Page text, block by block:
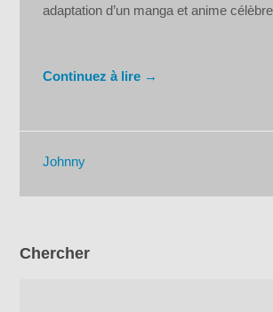
adaptation d’un manga et anime
Continuez à lire →
Johnny
Chercher